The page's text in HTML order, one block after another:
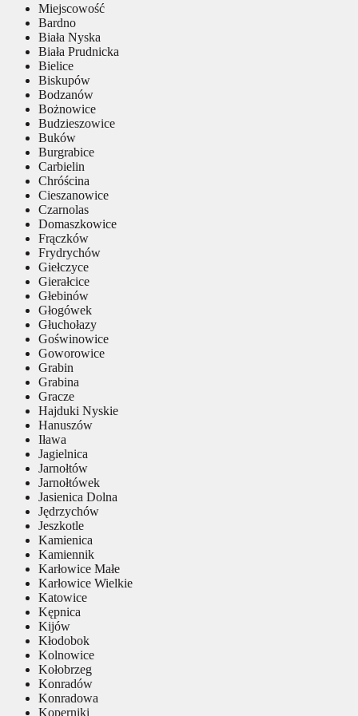
Miejscowość
Bardno
Biała Nyska
Biała Prudnicka
Bielice
Biskupów
Bodzanów
Bożnowice
Budzieszowice
Buków
Burgrabice
Carbielin
Chróścina
Cieszanowice
Czarnolas
Domaszkowice
Frączków
Frydrychów
Giełczyce
Gierałcice
Głebinów
Głogówek
Głuchołazy
Goświnowice
Goworowice
Grabin
Grabina
Gracze
Hajduki Nyskie
Hanuszów
Iława
Jagielnica
Jarnołtów
Jarnołtówek
Jasienica Dolna
Jędrzychów
Jeszkotle
Kamienica
Kamiennik
Karłowice Małe
Karłowice Wielkie
Katowice
Kępnica
Kijów
Kłodobok
Kolnowice
Kołobrzeg
Konradów
Konradowa
Koperniki